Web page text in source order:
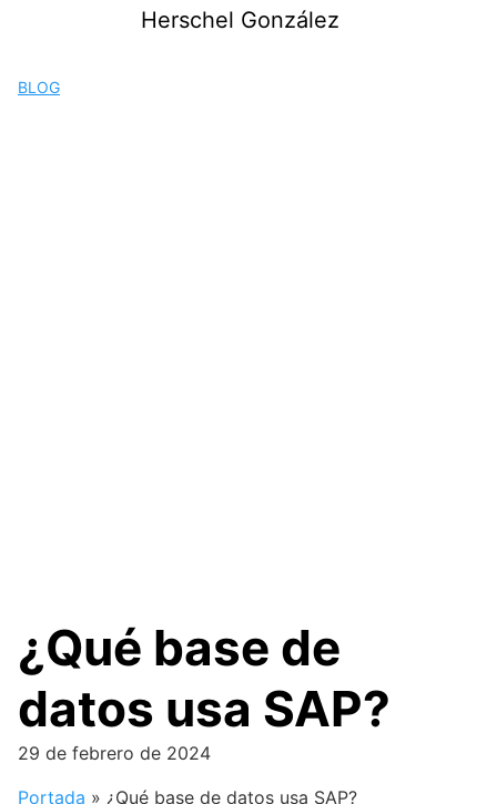
Herschel González
BLOG
¿Qué base de
datos usa SAP?
29 de febrero de 2024
Portada » ¿Qué base de datos usa SAP?